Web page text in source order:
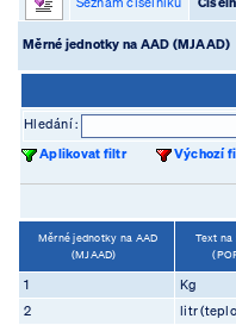
Měrné jednotky na AAD
Hledání :
Aplikovat filtr
Výchozí
Měrné jednotky na AAD
(MJAAD)
Text na
1 Kg
2
litr